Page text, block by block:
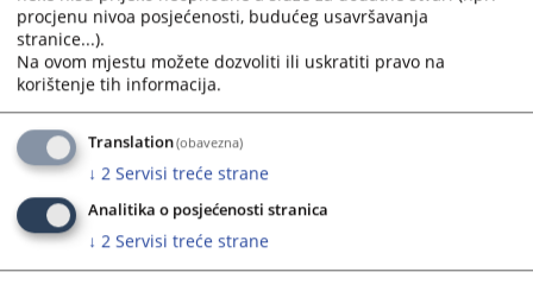
sudske odluke;
d) da postupa po molbama za pomilovanje u skladu sa
zakonom;
e) da rješava o priznavanju odluka stranih sudova,
stranih trgovačkih sudova i stranih arbitraža;
f) da pruža međunarodnu pravnu pomoć u krivičnim
predmetima i
g) da obavlja druge poslove određene zakonom.
procjenu nivoa posjećenosti, budućeg usavršavanja
stranice...).
Na ovom mjestu možete dozvoliti ili uskratiti pravo na
korištenje tih informacija.
Translation(obavezna)
↓ 2 Servisi treće strane
Analitika o posjećenosti stranica
↓ 2 Servisi treće strane